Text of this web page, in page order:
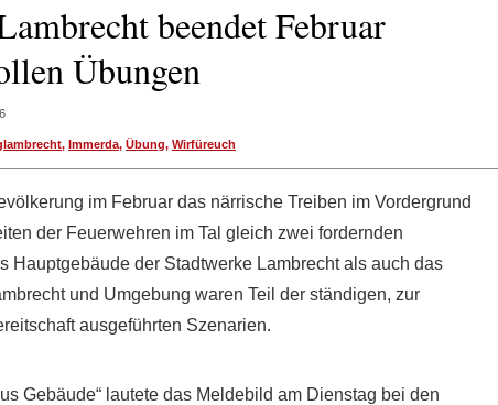
beendet Februar
Übungen
, Immerda, Übung, Wirfüreuch
im Februar das närrische Treiben im Vordergrund
der Feuerwehren im Tal gleich zwei fordernden
Hauptgebäude der Stadtwerke Lambrecht als auch das
und Umgebung waren Teil der ständigen, zur
ausgeführten Szenarien.
Gebäude“ lautete das Meldebild am Dienstag bei den